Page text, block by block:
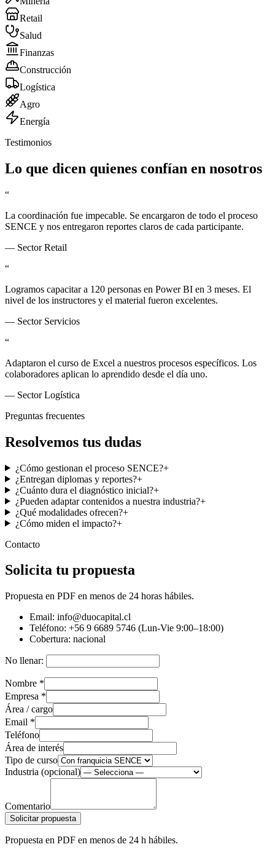
Retail
Salud
Finanzas
Construcción
Logística
Agro
Energía
Testimonios
Lo que dicen quienes confían en nosotros
“
La coordinación fue impecable. Se encargaron de todo el proceso
SENCE y nos entregaron reportes claros de cada participante.
— Sector Retail
“
Logramos capacitar a 120 personas en Power BI en 3 meses. El
nivel de los instructores y el material fueron excelentes.
— Sector Servicios
“
Adaptaron el curso de Excel a nuestros procesos específicos. Los
colaboradores aplican lo aprendido desde el día uno.
— Sector Logística
Preguntas frecuentes
Resolvemos tus dudas
¿Cómo gestionan el proceso SENCE?+
¿Entregan diplomas y reportes?+
¿Cuánto dura el diagnóstico inicial?+
¿Pueden adaptar contenidos a nuestra industria?+
¿Qué modalidades ofrecen?+
¿Cómo miden el impacto?+
Contacto
Solicita tu propuesta
Propuesta en PDF en menos de 24 horas hábiles.
Email: info@duocapital.cl
Teléfono: +56 9 6689 5746 (Lun-Vie 9:00–18:00)
Cobertura: nacional
No llenar:
Nombre *
Empresa *
Área / cargo
Email *
Teléfono
Área de interés
Tipo de curso
Industria (opcional)
Comentario
Solicitar propuesta
Propuesta en PDF en menos de 24 h hábiles.